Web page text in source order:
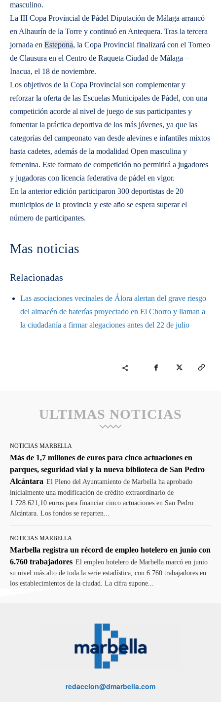
masculino.
La III Copa Provincial de Pádel Diputación de Málaga arrancó
en Alhaurín de la Torre y continuó en Antequera. Tras la tercera
jornada en Estepona, la Copa Provincial finalizará con el Torneo
de Clausura en el Centro de Raqueta Ciudad de Málaga –
Inacua, el 18 de noviembre.
Los objetivos de la Copa Provincial son complementar y
reforzar la oferta de las Escuelas Municipales de Pádel, con una
competición acorde al nivel de juego de sus participantes y
fomentar la práctica deportiva de los más jóvenes, ya que las
categorías del campeonato van desde alevines e infantiles mixtos
hasta cadetes, además de la modalidad Open masculina y
femenina. Este formato de competición no permitirá a jugadores
y jugadoras con licencia federativa de pádel en vigor.
En la anterior edición participaron 300 deportistas de 20
municipios de la provincia y este año se espera superar el
número de participantes.
Mas noticias
Relacionadas
Las asociaciones vecinales de Álora alertan del grave riesgo
del almacén de baterías proyectado en El Chorro y llaman a
la ciudadanía a firmar alegaciones antes del 22 de julio
ULTIMAS NOTICIAS
NOTICIAS MARBELLA
Más de 1,7 millones de euros para cinco actuaciones en
parques, seguridad vial y la nueva biblioteca de San Pedro
Alcántara El Pleno del Ayuntamiento de Marbella ha aprobado
inicialmente una modificación de crédito extraordinario de
1.728.621,10 euros para financiar cinco actuaciones en San Pedro
Alcántara. Los fondos se reparten...
NOTICIAS MARBELLA
Marbella registra un récord de empleo hotelero en junio con
6.760 trabajadores El empleo hotelero de Marbella marcó en junio
su nivel más alto de toda la serie estadística, con 6.760 trabajadores en
los establecimientos de la ciudad. La cifra supone...
redaccion@dmarbella.com